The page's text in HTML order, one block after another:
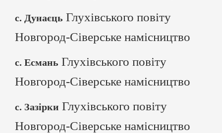
с. Дунаєць Глухівського повіту
Новгород-Сіверське намісництво
с. Есмань Глухівського повіту
Новгород-Сіверське намісництво
с. Зазірки Глухівського повіту
Новгород-Сіверське намісництво